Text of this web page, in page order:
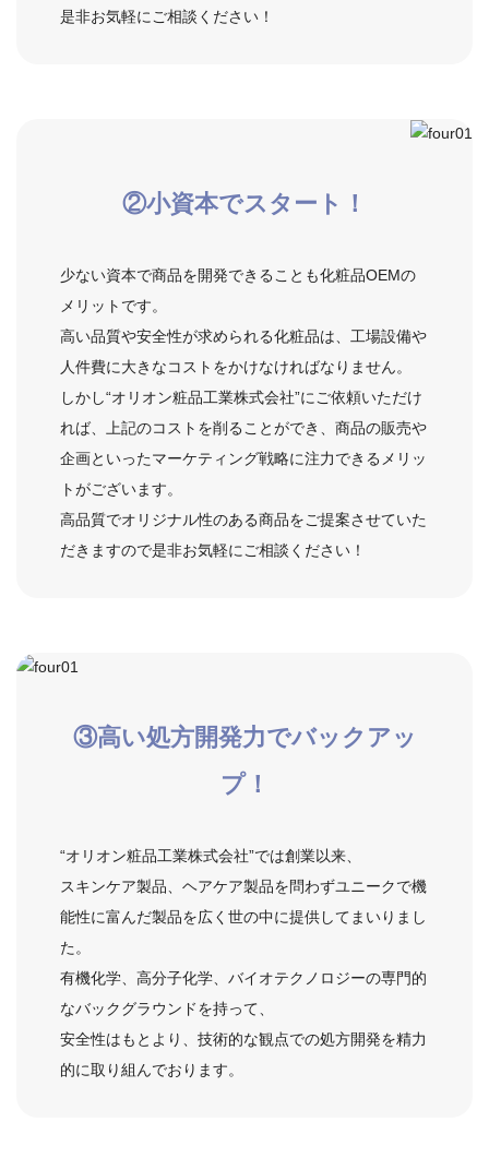
是非お気軽にご相談ください！
②小資本でスタート！
少ない資本で商品を開発できることも化粧品OEMの
メリットです。
高い品質や安全性が求められる化粧品は、工場設備や
人件費に大きなコストをかけなければなりません。
しかし“オリオン粧品工業株式会社”にご依頼いただけ
れば、上記のコストを削ることができ、商品の販売や
企画といったマーケティング戦略に注力できるメリッ
トがございます。
高品質でオリジナル性のある商品をご提案させていた
だきますので是非お気軽にご相談ください！
③高い処方開発力でバックアッ
プ！
“オリオン粧品工業株式会社”では創業以来、
スキンケア製品、ヘアケア製品を問わずユニークで機
能性に富んだ製品を広く世の中に提供してまいりまし
た。
有機化学、高分子化学、バイオテクノロジーの専門的
なバックグラウンドを持って、
安全性はもとより、技術的な観点での処方開発を精力
的に取り組んでおります。